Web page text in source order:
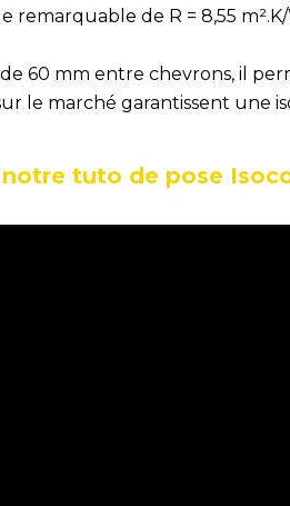
de R = 8,55
60 mm entre chevrons, il
le marché garantissent une
notre tuto de pose